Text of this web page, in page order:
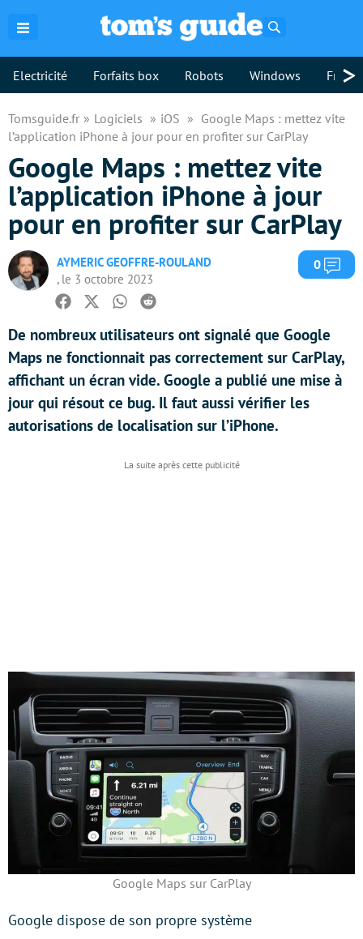
Electricité Forfaits box Robots Windows >
Tomsguide.fr Logiciels iOS
Google Maps : mettez vite
l’application iPhone à jour pour en profiter sur CarPlay
Google Maps : mettez vite
l’application iPhone à jour
pour en profiter sur CarPlay
AYMERIC GEOFFRE-ROULAND
, le 3 octobre 2023
0
Facebook
TwitterWhatsapp
Reddit
De nombreux utilisateurs ont signalé que Google
Maps ne fonctionnait pas correctement sur CarPlay,
affichant un écran vide. Google a publié une mise à
jour qui résout ce bug. Il faut aussi vérifier les
autorisations de localisation sur l’iPhone.
Google Maps sur CarPlay
Google dispose de son propre système